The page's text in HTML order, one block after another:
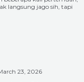
langsung jago sih, tapi
23, 2026